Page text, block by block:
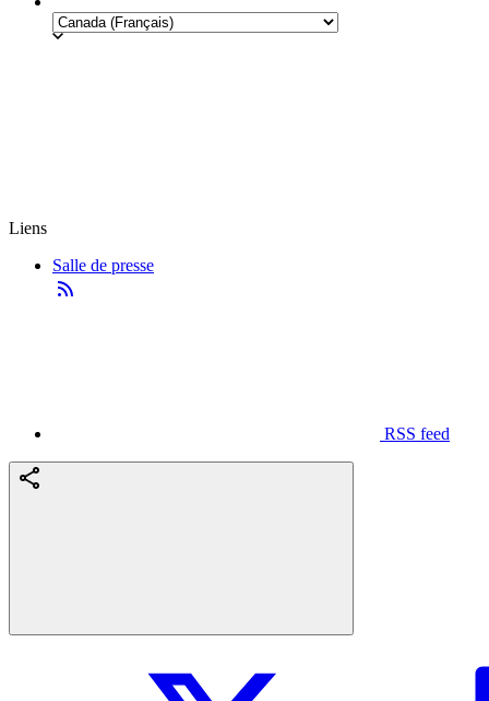
Liens
Salle de presse
RSS feed